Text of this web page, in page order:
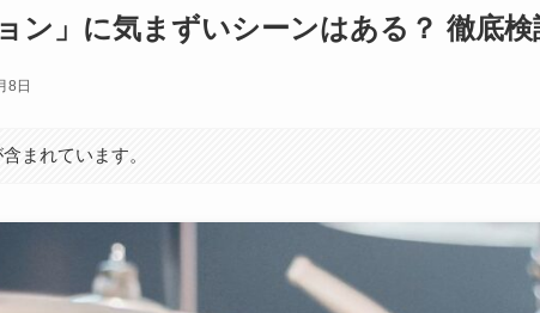
ン」に気まずいシーンはある？ 徹底
8日
まれています。